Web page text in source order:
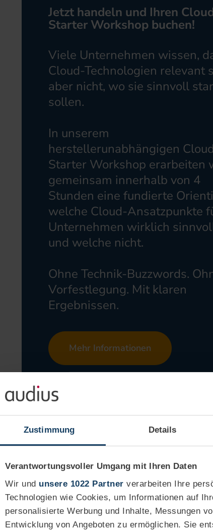
Zustimmung Details
Verantwortungsvoller Umgang mit Ihren Daten
Wir und unsere 1022 Partner verarbeiten Ihre
Technologien wie Cookies, um Informationen auf
personalisierte Werbung und Inhalte, Messungen
Entwicklung von Angeboten zu ermöglichen. Sie
Jetzt handeln und Ihren
Starter Workshop buchen!
Viele Unternehmen wissen,
Cloud-Technologien relevant
aber nicht, wo sie sinnvoll
sollen.
In unserem
herstellerunabhängigen
Starter Workshop erarbeiten
gemeinsam innerhalb von 4
Stunden eine fundierte
welche Cloud-Ansatzpunkte
Unternehmen wirklich
und welche nicht.
Ohne Technik-Buzzwords.
Vorfestlegung. Mit klaren
Ergebnissen.
Mehr Informationen